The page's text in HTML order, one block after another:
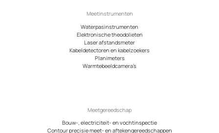
Meetinstrumenten
Waterpasinstrumenten
Elektronische theodolieten
Laser afstandsmeter
Kabeldetectoren en kabelzoekers
Planimeters
Warmtebeeldcamera’s
Meetgereedschap
Bouw-, electriciteit- en vochtinspectie
Contour precisie meet- en aftekengereedschappen